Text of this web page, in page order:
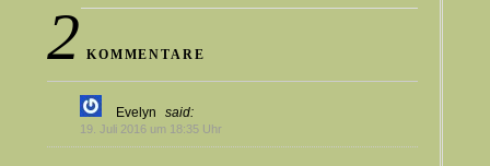
2 KOMMENTARE
Evelyn said:
19. Juli 2016 um 18:35 Uhr